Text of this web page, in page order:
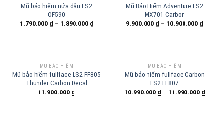
Mũ bảo hiểm nửa đầu LS2
OF590
1.790.000 ₫– 1.890.000 ₫
Mũ Bảo Hiểm Adventure LS2
MX701 Carbon
9.900.000 ₫ – 10.900.000 ₫
MŨ BẢO HIỂM
Mũ bảo hiểm fullface LS2 FF805
Thunder Carbon Decal
11.900.000 ₫
MŨ BẢO HIỂM
Mũ bảo hiểm fullface Carbon
LS2 FF807
10.990.000 ₫– 11.990.000 ₫